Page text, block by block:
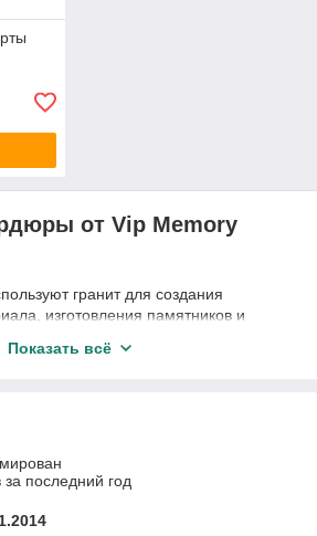
от Vip Memory
гранит для создания
изготовления памятников и
и долговечностью. Единожды
лет и не потеряют свою
вы сможете купить такие
черный. Чаще всего
Показать всё
последний год